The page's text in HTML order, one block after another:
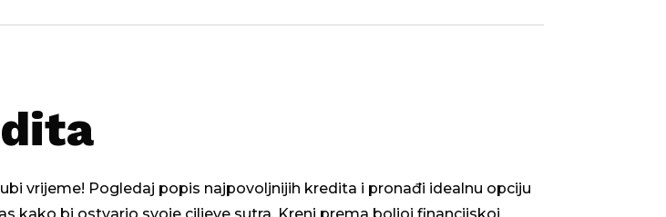
vrijeme! Pogledaj popis najpovoljnijih kredita i pronađi idealnu opciju
kako bi ostvario svoje ciljeve sutra. Kreni prema boljoj financijskoj